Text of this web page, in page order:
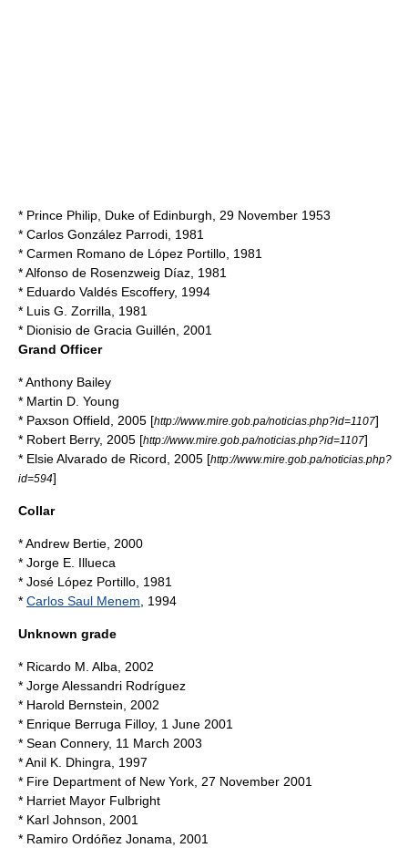
* Prince Philip, Duke of Edinburgh 29 November 1953
* Carlos González Parrodi, 1981
* Carmen Romano de López Portillo, 1981
* Alfonso de Rosenzweig Díaz, 1981
* Eduardo Valdés Escoffery, 1994
* Luis G. Zorrilla, 1981
* Dionisio de Gracia Guillén, 2001
Grand Officer
* Anthony Bailey
* Martin D. Young
* Paxson Offield, 2005 [http://www.mire.gob.pa/noticias.php?id=1107]
* Robert Berry, 2005 [http://www.mire.gob.pa/noticias.php?id=1107]
* Elsie Alvarado de Ricord, 2005 [http://www.mire.gob.pa/noticias.php?
id=594]
Collar
* Andrew Bertie, 2000
* Jorge E. Illueca
* José López Portillo , 1981
* Carlos Saul Menem , 1994
Unknown grade
* Ricardo M. Alba, 2002
* Jorge Alessandri Rodríguez
* Harold Bernstein, 2002
* Enrique Berruga Filloy, 1 June 2001
* Sean Connery, 11 March 2003
* Anil K. Dhingra, 1997
* Fire Department of New York , 27 November 2001
* Harriet Mayor Fulbright
* Karl Johnson, 2001
* Ramiro Ordóñez Jonama, 2001